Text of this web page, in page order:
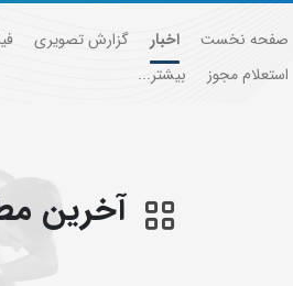
صفحه نخست اخبار گزارش تصویری
استعلام مجوز
بیشتر...
آخرین